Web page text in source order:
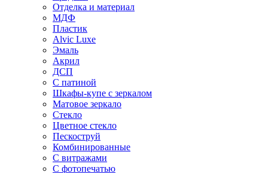
Отделка и материал
МДФ
Пластик
Alvic Luxe
Эмаль
Акрил
ДСП
С патиной
Шкафы-купе с зеркалом
Матовое зеркало
Стекло
Цветное стекло
Пескоструй
Комбинированные
С витражами
С фотопечатью